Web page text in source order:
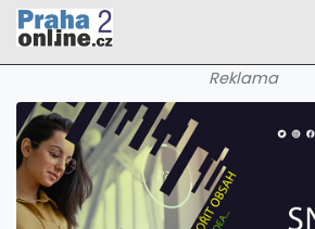
Reklama